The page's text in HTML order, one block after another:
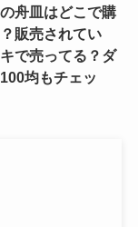
舟皿はどこで購
販売されてい
で売ってる？ダ
均もチェッ